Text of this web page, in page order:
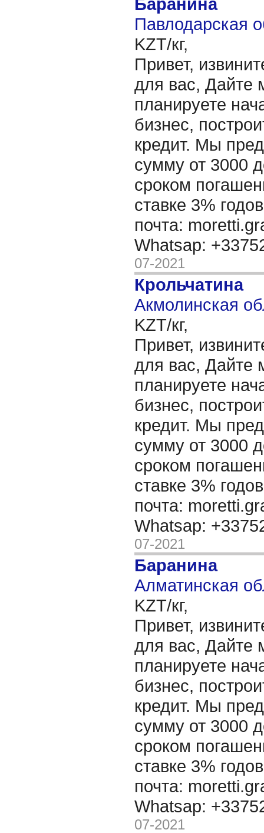
Павлодарская
KZT/кг,
Привет,
для вас, Дайте
планируете
бизнес,
кредит. Мы
сумму от 3000
сроком
ставке 3%
почта:
Whatsap:
07-2021
Крольчатина
Акмолинская
KZT/кг,
Привет,
для вас, Дайте
планируете
бизнес,
кредит. Мы
сумму от 3000
сроком
ставке 3%
почта:
Whatsap:
07-2021
Баранина
Алматинская
KZT/кг,
Привет,
для вас, Дайте
планируете
бизнес,
кредит. Мы
сумму от 3000
сроком
ставке 3%
почта:
Whatsap:
07-2021